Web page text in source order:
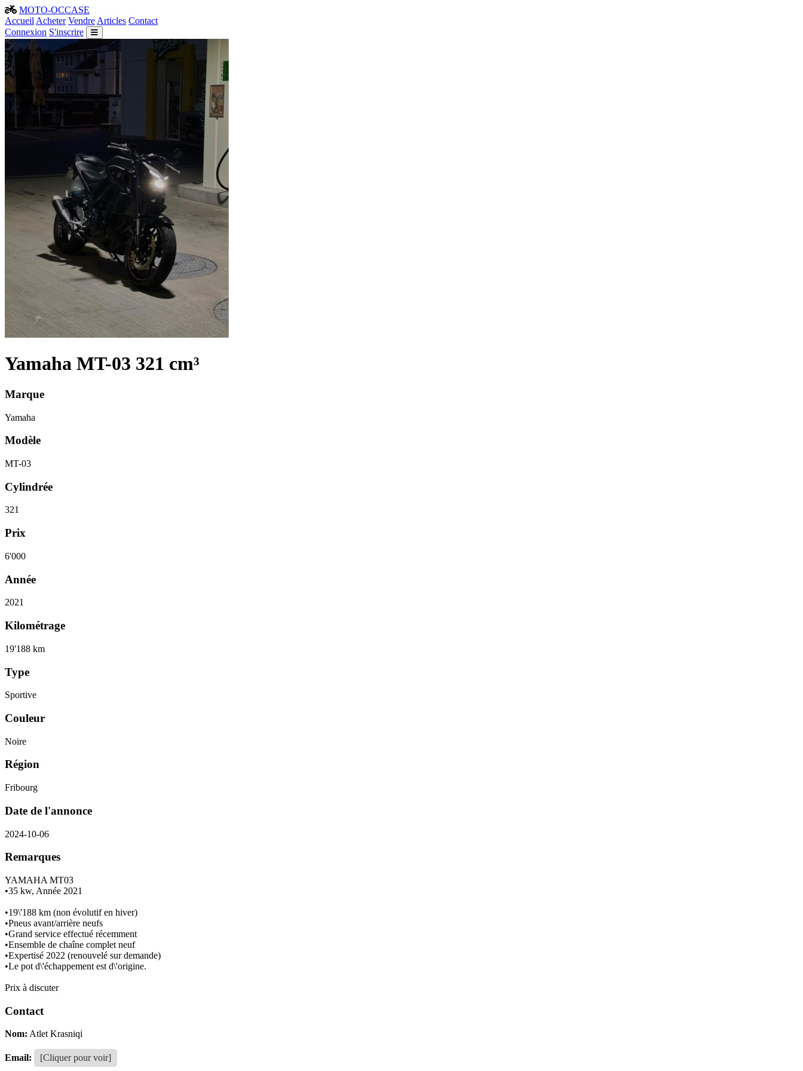
MOTO-OCCASE
Accueil Acheter Vendre Articles Contact
Connexion S'inscrire
Yamaha MT-03 321 cm³
Marque
Yamaha
Modèle
MT-03
Cylindrée
321
Prix
6'000
Année
2021
Kilométrage
19'188 km
Type
Sportive
Couleur
Noire
Région
Fribourg
Date de l'annonce
2024-10-06
Remarques
YAMAHA MT03
•35 kw, Année 2021
•19\'188 km (non évolutif en hiver)
•Pneus avant/arrière neufs
•Grand service effectué récemment
•Ensemble de chaîne complet neuf
•Expertisé 2022 (renouvelé sur demande)
•Le pot d\'échappement est d\'origine.
Prix à discuter
Contact
Nom: Atlet Krasniqi
Email: [Cliquer pour voir]